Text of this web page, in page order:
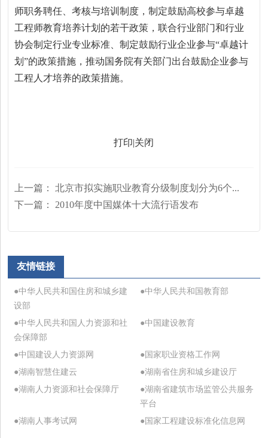
师职务聘任、考核与培训制度，制定鼓励高校参与卓越
工程师教育培养计划的若干政策，联合行业部门和行业
协会制定行业专业标准、制定鼓励行业企业参与“卓越计
划”的政策措施，推动国务院有关部门出台鼓励企业参与
工程人才培养的政策措施。
打印|关闭
上一篇：
北京市拟实施职业教育分级制度划分为6个...
下一篇：
2010年度中国媒体十大流行语发布
友情链接
●中华人民共和国住房和城乡建
设部
●中华人民共和国教育部
●中华人民共和国人力资源和社
会保障部
●中国建设教育
●中国建设人力资源网
●国家职业资格工作网
●湖南智慧住建云
●湖南省住房和城乡建设厅
●湖南人力资源和社会保障厅
●湖南省建筑市场监管公共服务
平台
●湖南人事考试网
●国家工程建设标准化信息网